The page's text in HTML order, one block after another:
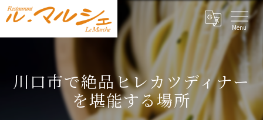
川口市で絶品ヒレカツディナー
を堪能する場所